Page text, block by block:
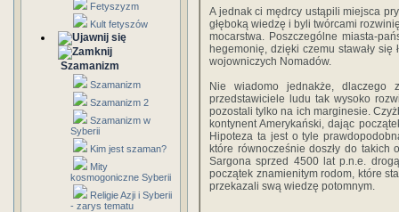
Fetyszyzm
Kult fetyszów
Szamanizm
Szamanizm
Szamanizm 2
Szamanizm w
Syberii
Kim jest szaman?
Mity
kosmogoniczne Syberii
Religie Azji i Syberii
- zarys tematu
A jednak ci mędrcy ustąpili miejsca
głęboką wiedzę i byli twórcami
mocarstwa. Poszczególne miasta-
hegemonię, dzięki czemu stawały
wojowniczych Nomadów.
Nie wiadomo jednakże, dlaczego
przedstawiciele ludu tak wysoko
pozostali tylko na ich marginesie.
kontynent Amerykański, dając
Hipoteza ta jest o tyle
które równocześnie doszły do
Sargona sprzed 4500 lat p.n.e.
początek znamienitym rodom, które
przekazali swą wiedzę potomnym.